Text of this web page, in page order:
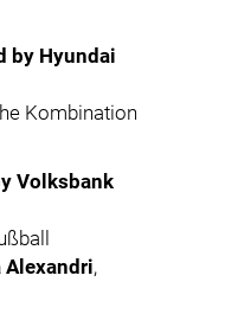
by Hyundai
Kombination
Volksbank
Alexandri,